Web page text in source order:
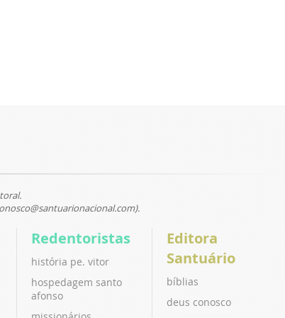
Redentoristas
história pe. vitor
hospedagem santo
afonso
Editora
Santuário
bíblias
deus conosco